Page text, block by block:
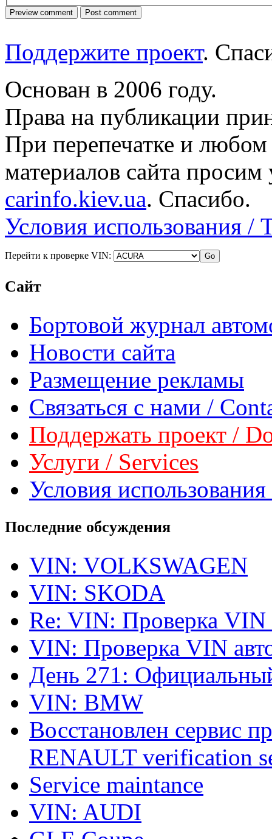
Поддержите проект.
Основан в 2006 году.
Права на публикации
При перепечатке и
материалов сайта просим
carinfo.kiev.ua. Спасибо.
Условия использования /
Перейти к проверке VIN:
Сайт
Бортовой журнал
Новости сайта
Размещение рекламы
Связаться с нами /
Поддержать проект /
Услуги / Services
Условия
Последние обсуждения
VIN: VOLKSWAGEN
VIN: SKODA
Re: VIN: Проверка VIN
VIN: Проверка VIN
День 271:
VIN: BMW
Восстановлен сервис
RENAULT verification
Service maintance
VIN: AUDI